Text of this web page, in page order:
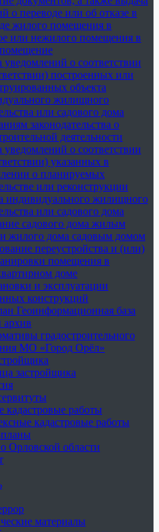
о переводе или об отказе в
жилого помещения в
или нежилого помещения в
уведомлений о соответствии
построенных или
объекта
жилищного
или садового дома
законодательства о
деятельности
уведомлений о соответствии
указанных в
о планируемых
или реконструкции
индивидуального жилищного
или садового дома
садового дома жилым
жилого дома садовым домом
переустройства и (или)
помещения в
доме
и эксплуатации
конструкций
Геоинформационная база
архив
градостроительного
МО «Город Орёл»
застройщика
кадастровые работы
кадастровые работы
Орловской области
материалы